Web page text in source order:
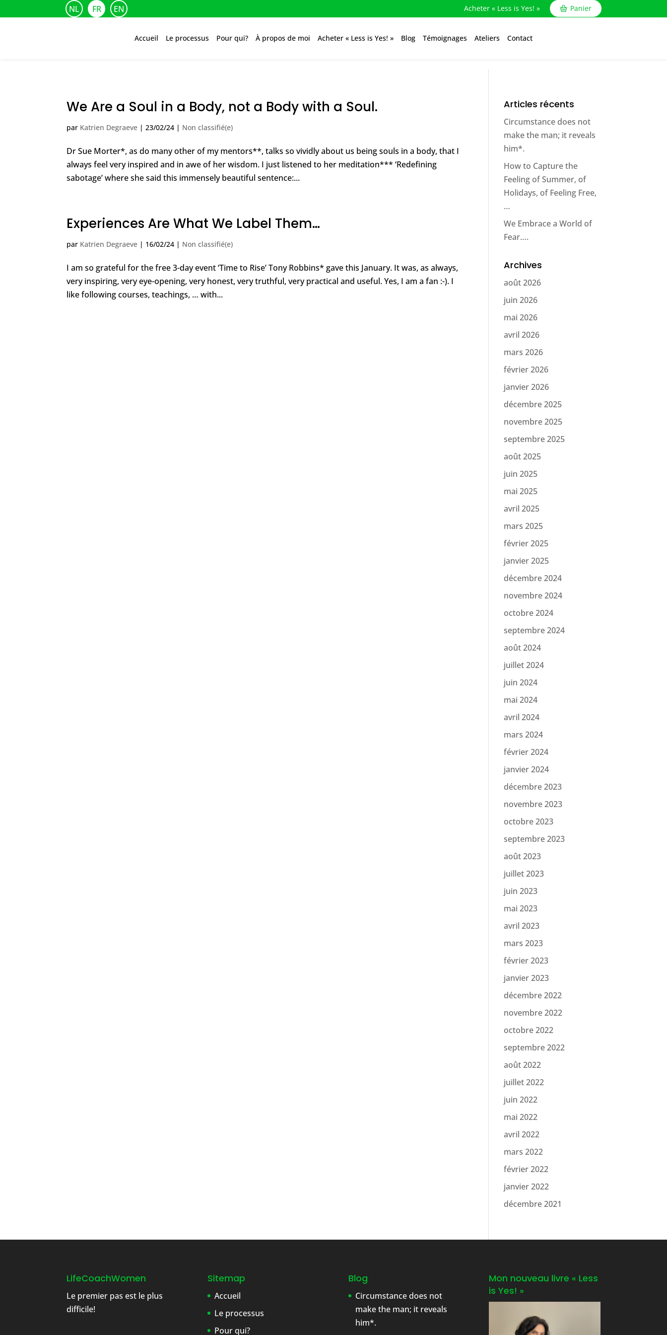
NL FR EN Acheter « Less is Yes! » Panier
Accueil Le processus Pour qui? À propos de moi Acheter « Less is Yes! » Blog Témoignages Ateliers Contact
We Are a Soul in a Body, not a Body with a Soul.
par Katrien Degraeve |23/02/24 | Non classifié(e)
Dr Sue Morter*, as do many other of my mentors**, talks so vividly about us being souls in a body, that I
always feel very inspired and in awe of her wisdom. I just listened to her meditation*** ‘Redefining
sabotage’ where she said this immensely beautiful sentence:...
Experiences Are What We Label Them…
par Katrien Degraeve | 16/02/24 | Non classifié(e)
I am so grateful for the free 3-day event ‘Time to Rise’ Tony Robbins* gave this January. It was, as always,
very inspiring, very eye-opening, very honest, very truthful, very practical and useful. Yes, I am a fan :-). I
like following courses, teachings, … with...
Articles récents
Circumstance does not
make the man; it reveals
him*.
How to Capture the
Feeling of Summer, of
Holidays, of Feeling Free,
…
We Embrace a World of
Fear….
Archives
août 2026
juin 2026
mai 2026
avril 2026
mars 2026
février 2026
janvier 2026
décembre 2025
novembre 2025
septembre 2025
août 2025
juin 2025
mai 2025
avril 2025
mars 2025
février 2025
janvier 2025
décembre 2024
novembre 2024
octobre 2024
septembre 2024
août 2024
juillet 2024
juin 2024
mai 2024
avril 2024
mars 2024
février 2024
janvier 2024
décembre 2023
novembre 2023
octobre 2023
septembre 2023
août 2023
juillet 2023
juin 2023
mai 2023
avril 2023
mars 2023
février 2023
janvier 2023
décembre 2022
novembre 2022
octobre 2022
septembre 2022
août 2022
juillet 2022
juin 2022
mai 2022
avril 2022
mars 2022
février 2022
janvier 2022
décembre 2021
LifeCoachWomen
Le premier pas est le plus
difficile!
Sitemap
Accueil
Le processus
Pour qui?
Blog
Circumstance does not
make the man; it reveals
him*.
Mon nouveau livre « Less
is Yes! »